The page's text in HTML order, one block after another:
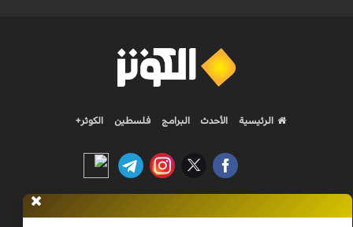
الرئيسية الأحدث البرامج فلسطين الكوثر+
Nilesat 11900 V | Badr 8 11747 V | Badr5 12284 V